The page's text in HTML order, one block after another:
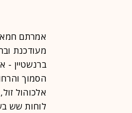
אמרתם
מעודכנת
הסמוך
אלכוהול
לוחות שש